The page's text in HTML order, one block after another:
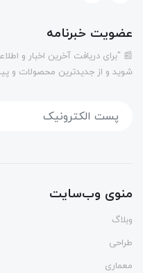
عضویت خبرنامه
📰 "برای دریافت آخرین اخبار و
شوید و از جدیدترین محصولات و
منوی وب‌سایت
وبلاگ
طراحی
معماری